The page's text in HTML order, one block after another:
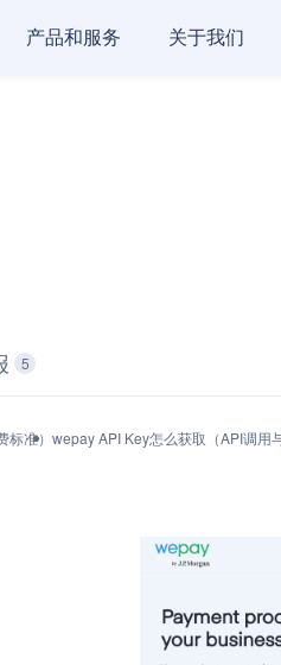
产品和服务 关于我们
5
准） wepay API Key怎么获取（API调用